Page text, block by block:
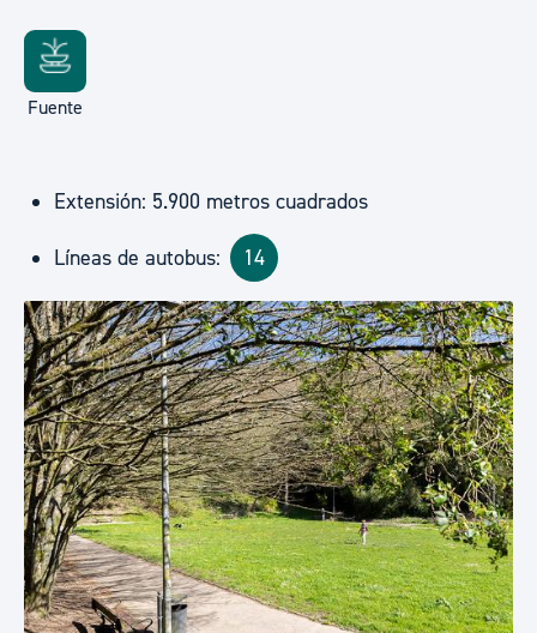
Fuente
Extensión: 5.900 metros cuadrados
Líneas de autobus: 14